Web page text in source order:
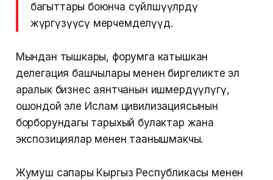
багыттары боюнча сүйлөшүүлөрдү
жүргүзүүсү мерчемделүүдө.
Мындан тышкары, форумга катышкан
делегация башчылары менен биргеликте эл
аралык бизнес аянтчанын ишмердүүлүгү,
ошондой эле Ислам цивилизациясынын
борборундагы тарыхый булактар жана
экспозициялар менен таанышмакчы.
Жумуш сапары Кыргыз Республикасы менен